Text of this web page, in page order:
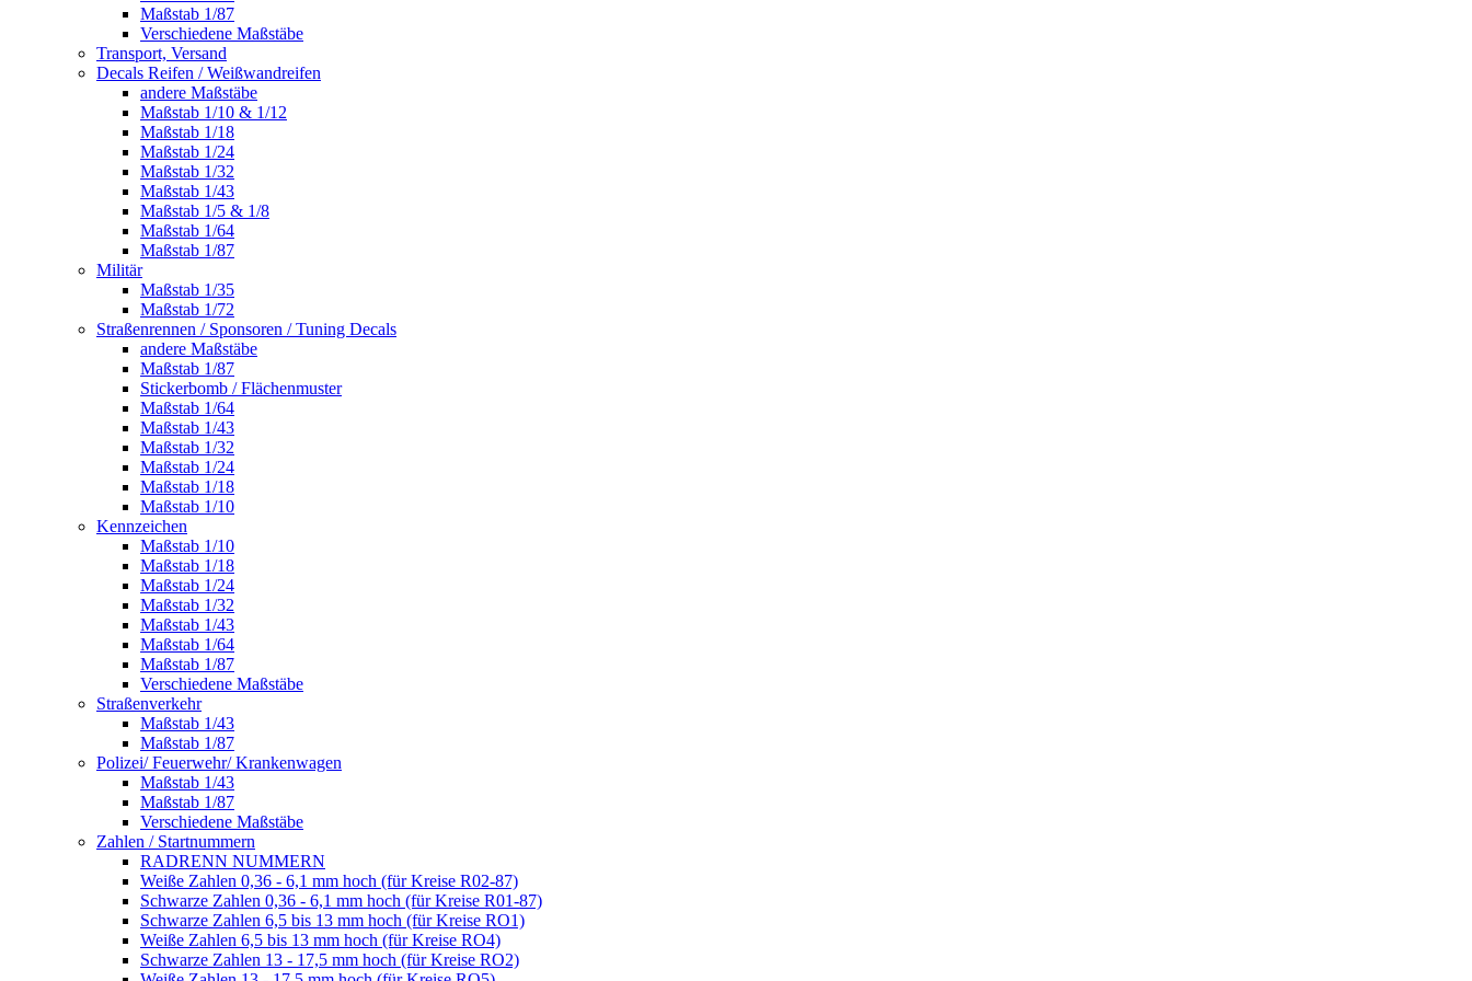
Maßstab 1/87
Verschiedene Maßstäbe
Transport, Versand
Decals Reifen / Weißwandreifen
andere Maßstäbe
Maßstab 1/10 & 1/12
Maßstab 1/18
Maßstab 1/24
Maßstab 1/32
Maßstab 1/43
Maßstab 1/5 & 1/8
Maßstab 1/64
Maßstab 1/87
Militär
Maßstab 1/35
Maßstab 1/72
Straßenrennen / Sponsoren / Tuning Decals
andere Maßstäbe
Maßstab 1/87
Stickerbomb / Flächenmuster
Maßstab 1/64
Maßstab 1/43
Maßstab 1/32
Maßstab 1/24
Maßstab 1/18
Maßstab 1/10
Kennzeichen
Maßstab 1/10
Maßstab 1/18
Maßstab 1/24
Maßstab 1/32
Maßstab 1/43
Maßstab 1/64
Maßstab 1/87
Verschiedene Maßstäbe
Straßenverkehr
Maßstab 1/43
Maßstab 1/87
Polizei/ Feuerwehr/ Krankenwagen
Maßstab 1/43
Maßstab 1/87
Verschiedene Maßstäbe
Zahlen / Startnummern
RADRENN NUMMERN
Weiße Zahlen 0,36 - 6,1 mm hoch (für Kreise R02-87)
Schwarze Zahlen 0,36 - 6,1 mm hoch (für Kreise R01-87)
Schwarze Zahlen 6,5 bis 13 mm hoch (für Kreise RO1)
Weiße Zahlen 6,5 bis 13 mm hoch (für Kreise RO4)
Schwarze Zahlen 13 - 17,5 mm hoch (für Kreise RO2)